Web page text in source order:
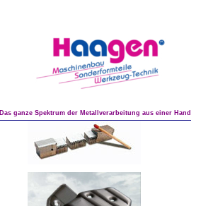
Das ganze Spektrum der Metallverarbeitung aus einer Hand